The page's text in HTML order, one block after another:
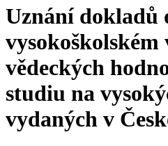
Uznání dokladů
vysokoškolském
vědeckých
studiu na
vydaných v